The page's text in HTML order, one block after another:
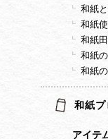
和紙
和紙
和紙
和紙
和紙
和紙
アイテ